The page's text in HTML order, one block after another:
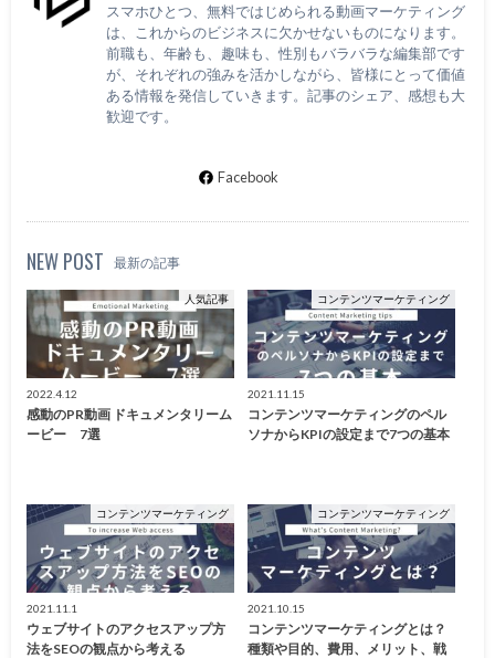
スマホひとつ、無料ではじめられる動画マーケティング
は、これからのビジネスに欠かせないものになります。
前職も、年齢も、趣味も、性別もバラバラな編集部です
が、それぞれの強みを活かしながら、皆様にとって価値
ある情報を発信していきます。記事のシェア、感想も大
歓迎です。
Facebook
NEW POST 最新の記事
人気記事
2022.4.12
感動のPR動画 ドキュメンタリーム
ービー 7選
コンテンツマーケティング
2021.11.15
コンテンツマーケティングのペル
ソナからKPIの設定まで7つの基本
コンテンツマーケティング
2021.11.1
ウェブサイトのアクセスアップ方
法をSEOの観点から考える
コンテンツマーケティング
2021.10.15
コンテンツマーケティングとは？
種類や目的、費用、メリット、戦